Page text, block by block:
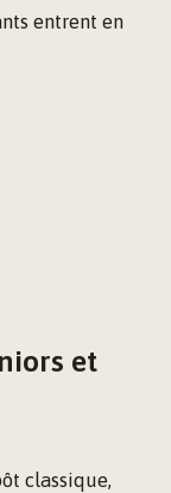
entrent en
et
classique,